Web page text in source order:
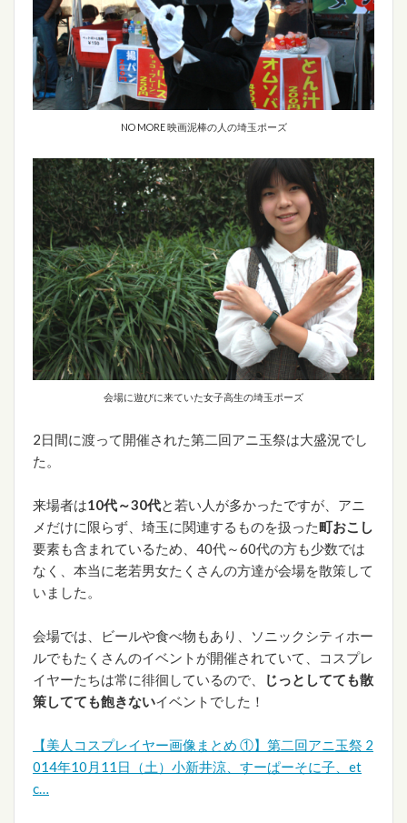
NO MORE 映画泥棒の人の埼玉ポーズ
会場に遊びに来ていた女子高生の埼玉ポーズ
2日間に渡って開催された第二回アニ玉祭は大盛況でし
た。
来場者は10代～30代と若い人が多かったですが、アニ
メだけに限らず、埼玉に関連するものを扱った町おこし
要素も含まれているため、40代～60代の方も少数では
なく、本当に老若男女たくさんの方達が会場を散策して
いました。
会場では、ビールや食べ物もあり、ソニックシティホー
ルでもたくさんのイベントが開催されていて、コスプレ
イヤーたちは常に徘徊しているので、
じっとしてても散
策してても飽きないイベントでした！
【美人コスプレイヤー画像まとめ ①】第二回アニ玉祭 2
014年10月11日（土）小新井涼、すーぱーそに子、et
c…